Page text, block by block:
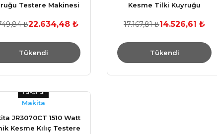
Testere Makinesi
₺22.634,48 ₺
Tükendi
Kesme Tilki Kuyruğu
17.167,81 ₺14.526,61 ₺
Tükendi
Tükendi
Makita
JR3070CT 1510 Watt
Kesme Kılıç Testere